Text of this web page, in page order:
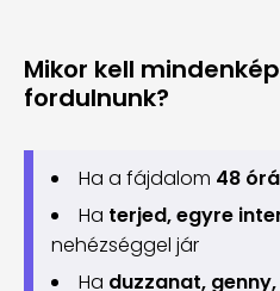
Mikor kell
fordulnunk?
Ha a fájdalom 48
Ha terjed, egyre
nehézséggel jár
Ha duzzanat, genny,